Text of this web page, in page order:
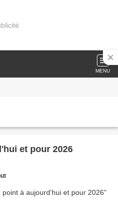
MENU
et pour 2026